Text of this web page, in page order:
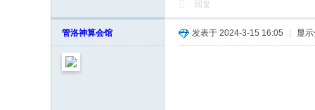
回复
管洛神算会馆 发表于 2024-3-15 16:05 显